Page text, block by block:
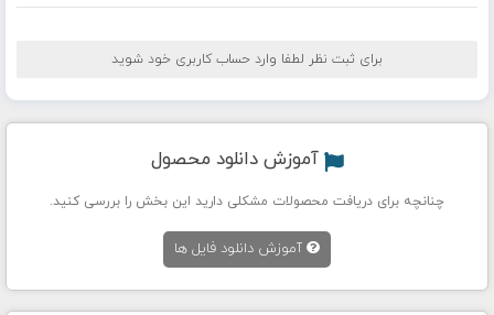
برای ثبت نظر لطفا وارد حساب کاربری خود شوید
آموزش دانلود محصول
چنانچه برای دریافت محصولات مشکلی دارید این بخش را بررسی کنید.
آموزش دانلود فایل ها